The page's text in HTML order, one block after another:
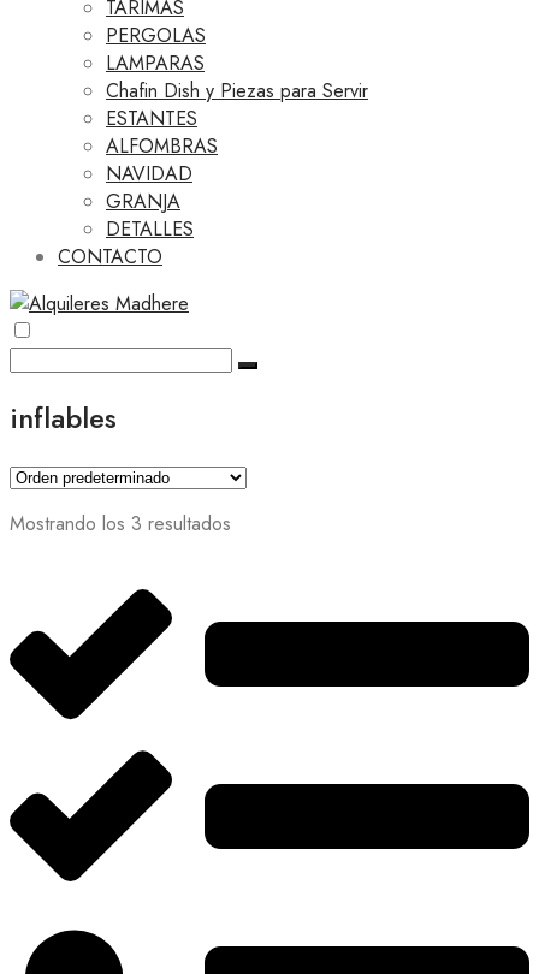
TARIMAS
PERGOLAS
LAMPARAS
Chafin Dish y Piezas para Servir
ESTANTES
ALFOMBRAS
NAVIDAD
GRANJA
DETALLES
CONTACTO
inflables
Mostrando los 3 resultados